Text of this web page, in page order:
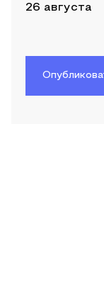
26 августа